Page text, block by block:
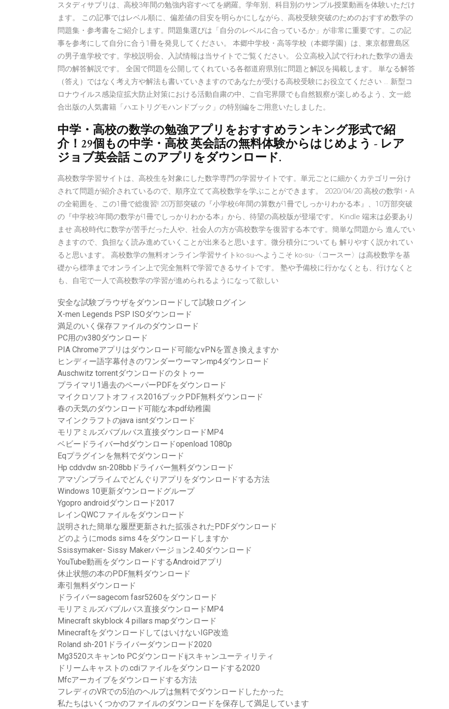
スタディサプリは、高校3年間の勉強内容すべてを網羅。学年別、科目別のサンプル授業動画を体験いただけ
ます。 この記事ではレベル順に、偏差値の目安を明らかにしながら、高校受験突破のためのおすすめ数学の
問題集・参考書をご紹介します。問題集選びは「自分のレベルに合っているか」が非常に重要です。この記
事を参考にして自分に合う1冊を発見してください。 本郷中学校・高等学校（本郷学園）は、東京都豊島区
の男子進学校です。学校説明会、入試情報は当サイトでご覧ください。 公立高校入試で行われた数学の過去
問の解答解説です。 全国で問題を公開してくれている各都道府県別に問題と解説を掲載します。 単なる解答
（答え）ではなく考え方や解法も書いていきますのであなたが受ける高校受験にお役立てください … 新型コ
ロナウイルス感染症拡大防止対策における活動自粛の中、ご自宅界隈でも自然観察が楽しめるよう、文一総
合出版の人気書籍「ハエトリグモハンドブック」の特別編をご用意いたしました。
中学・高校の数学の勉強アプリをおすすめランキング形式で紹
介！29個もの中学・高校 英会話の無料体験からはじめよう - レア
ジョブ英会話 このアプリをダウンロード.
高校数学学習サイトは、高校生を対象にした数学専門の学習サイトです。単元ごとに細かくカテゴリー分け
されて問題が紹介されているので、順序立てて高校数学を学ぶことができます。 2020/04/20 高校の数学I・A
の全範囲を、この1冊で総復習! 20万部突破の『小学校6年間の算数が1冊でしっかりわかる本』、10万部突破
の『中学校3年間の数学が1冊でしっかりわかる本』から、待望の高校版が登場です。 Kindle 端末は必要あり
ませ 高校時代に数学が苦手だった人や、社会人の方が高校数学を復習する本です。簡単な問題から 進んでい
きますので、負担なく読み進めていくことが出来ると思います。微分積分についても 解りやすく説かれてい
ると思います。 高校数学の無料オンライン学習サイトko-su-へようこそ ko-su-〈コースー〉は高校数学を基
礎から標準までオンライン上で完全無料で学習できるサイトです。 塾や予備校に行かなくとも、行けなくと
も、自宅で一人で高校数学の学習が進められるようになって欲しい
安全な試験ブラウザをダウンロードして試験ログイン
X-men Legends PSP ISOダウンロード
満足のいく保存ファイルのダウンロード
PC用のv380ダウンロード
PIA Chromeアプリはダウンロード可能なvPNを置き換えますか
ヒンディー語字幕付きのワンダーウーマンmp4ダウンロード
Auschwitz torrentダウンロードのタトゥー
プライマリ1過去のペーパーPDFをダウンロード
マイクロソフトオフィス2016ブックPDF無料ダウンロード
春の天気のダウンロード可能な本pdf幼稚園
マインクラフトのjava isntダウンロード
モリアミルズバブルバス直接ダウンロードMP4
ベビードライバーhdダウンロードopenload 1080p
Eqプラグインを無料でダウンロード
Hp cddvdw sn-208bbドライバー無料ダウンロード
アマゾンプライムでどんぐりアプリをダウンロードする方法
Windows 10更新ダウンロードグループ
Ygopro androidダウンロード2017
レインQWCファイルをダウンロード
説明された簡単な履歴更新された拡張されたPDFダウンロード
どのようにmods sims 4をダウンロードしますか
Ssissymaker- Sissy Makerバージョン2.40ダウンロード
YouTube動画をダウンロードするAndroidアプリ
休止状態の本のPDF無料ダウンロード
牽引無料ダウンロード
ドライバーsagecom fasr5260をダウンロード
モリアミルズバブルバス直接ダウンロードMP4
Minecraft skyblock 4 pillars mapダウンロード
MinecraftをダウンロードしてはいけないIGP改造
Roland sh-201ドライバーダウンロード2020
Mg3520スキャンto PCダウンロードijスキャンユーティリティ
ドリームキャストの.cdiファイルをダウンロードする2020
Mfcアーカイブをダウンロードする方法
フレディのVRでの5泊のヘルプは無料でダウンロードしたかった
私たちはいくつかのファイルのダウンロードを保存して満足しています